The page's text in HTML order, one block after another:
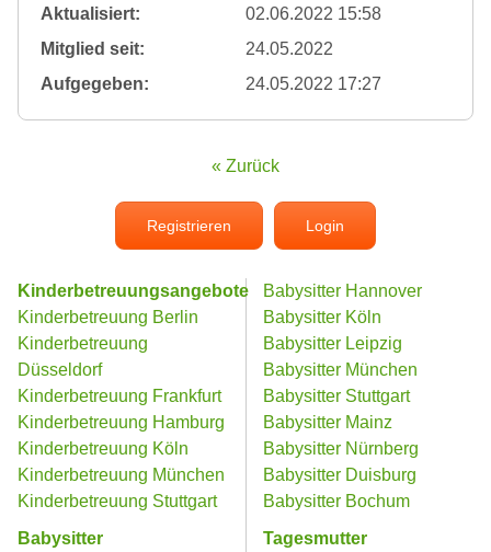
Aktualisiert:
02.06.2022 15:58
Mitglied seit:
24.05.2022
Aufgegeben:
24.05.2022 17:27
« Zurück
Registrieren Login
Kinderbetreuungsangebote
Kinderbetreuung Berlin
Kinderbetreuung
Düsseldorf
Kinderbetreuung Frankfurt
Kinderbetreuung Hamburg
Kinderbetreuung Köln
Kinderbetreuung München
Kinderbetreuung Stuttgart
Babysitter
Babysitter Hannover
Babysitter Köln
Babysitter Leipzig
Babysitter München
Babysitter Stuttgart
Babysitter Mainz
Babysitter Nürnberg
Babysitter Duisburg
Babysitter Bochum
Tagesmutter